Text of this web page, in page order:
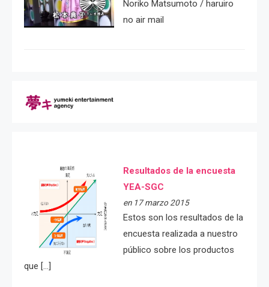
Noriko Matsumoto / haruiro
no air mail
Resultados de la encuesta
YEA-SGC
en 17 marzo 2015
Estos son los resultados de la
encuesta realizada a nuestro
público sobre los productos
que […]